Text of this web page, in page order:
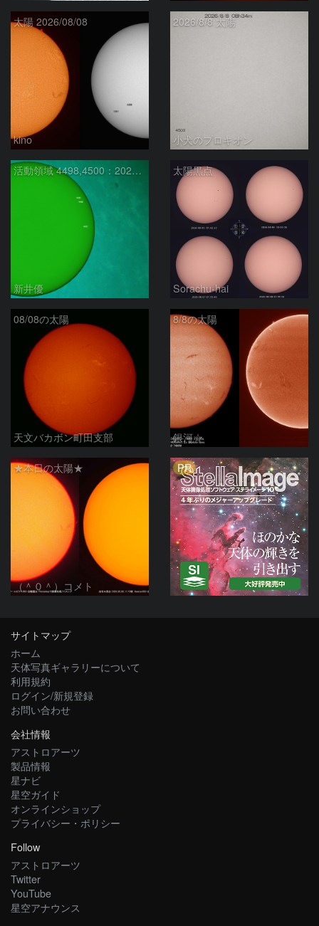
太陽 2026/08/08
kino
2026/8/8 太陽
小犬のプロキオン
活動領域 4498,4500：2026/08/08
新井優
太陽黒点
Sorachu-hai
08/08の太陽
天文バカボン町田支部
8/8の太陽
銀河☆
★本日の太陽★
（＾０＾）コメト
PR
サイトマップ
ホーム
天体写真ギャラリーについて
利用規約
ログイン/新規登録
お問い合わせ
会社情報
アストロアーツ
製品情報
星ナビ
星空ガイド
オンラインショップ
プライバシー・ポリシー
Follow
アストロアーツ
Twitter
YouTube
星空アナウンス